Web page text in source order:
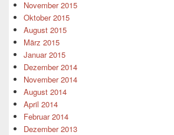
November 2015
Oktober 2015
August 2015
März 2015
Januar 2015
Dezember 2014
November 2014
August 2014
April 2014
Februar 2014
Dezember 2013